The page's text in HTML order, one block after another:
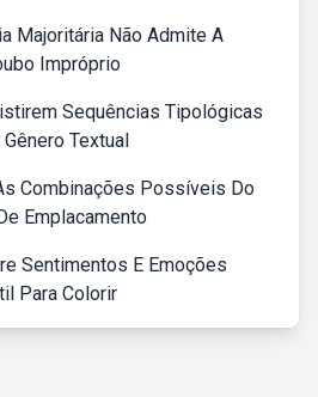
Majoritária Não Admite A
Impróprio
Sequências Tipológicas
Textual
Combinações Possíveis Do
Emplacamento
Sentimentos E Emoções
Para Colorir